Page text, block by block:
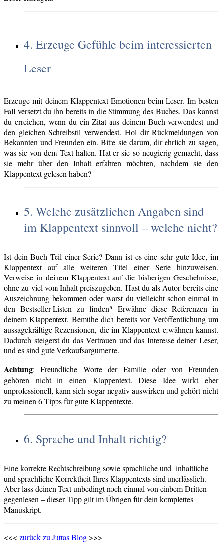
4. Erzeuge Gefühle beim interessierten
Leser
Erzeuge mit deinem Klappentext Emotionen beim Leser. Im besten
Fall versetzt du ihn bereits in die Stimmung des Buches. Das kannst
du erreichen, wenn du ein Zitat aus deinem Buch verwendest und
den gleichen Schreibstil verwendest. Hol dir Rückmeldungen von
Bekannten und Freunden ein. Bitte sie darum, dir ehrlich zu sagen,
was sie von dem Text halten. Hat er sie so neugierig gemacht, dass
sie mehr über den Inhalt erfahren möchten, nachdem sie den
Klappentext gelesen haben?
5. Welche zusätzlichen Angaben sind
im Klappentext sinnvoll – welche nicht?
Ist dein Buch Teil einer Serie? Dann ist es eine sehr gute Idee, im
Klappentext auf alle weiteren Titel einer Serie hinzuweisen.
Verweise in deinem Klappentext auf die bisherigen Geschehnisse,
ohne zu viel vom Inhalt preiszugeben. Hast du als Autor bereits eine
Auszeichnung bekommen oder warst du vielleicht schon einmal in
den Bestseller-Listen zu finden? Erwähne diese Referenzen in
deinem Klappentext. Bemühe dich bereits vor Veröffentlichung um
aussagekräftige Rezensionen, die im Klappentext erwähnen kannst.
Dadurch steigerst du das Vertrauen und das Interesse deiner Leser,
und es sind gute Verkaufsargumente.
Achtung: Freundliche Worte der Familie oder von Freunden
gehören nicht in einen Klappentext. Diese Idee wirkt eher
unprofessionell, kann sich sogar negativ auswirken und gehört nicht
zu meinen 6 Tipps für gute Klappentexte.
6. Sprache und Inhalt richtig?
Eine korrekte Rechtschreibung sowie sprachliche und inhaltliche
und sprachliche Korrektheit Ihres Klappentexts sind unerlässlich.
Aber lass deinen Text unbedingt noch einmal von einbem Dritten
gegenlesen – dieser Tipp gilt im Übrigen für dein komplettes
Manuskript.
<<< zurück zu Juttas Blog >>>